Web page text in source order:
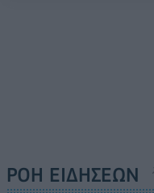
ΡΟΗ ΕΙΔΗΣΕΩΝ